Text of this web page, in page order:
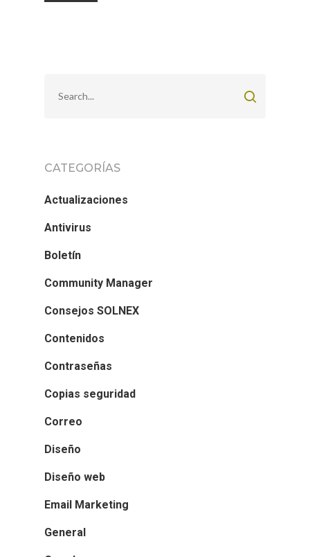
CATEGORÍAS
Actualizaciones
Antivirus
Boletín
Community Manager
Consejos SOLNEX
Contenidos
Contraseñas
Copias seguridad
Correo
Diseño
Diseño web
Email Marketing
General